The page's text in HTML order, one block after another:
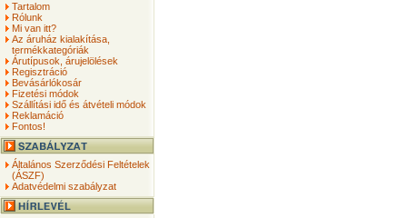
Tartalom
Rólunk
Mi van itt?
Az áruház kialakítása,
termékkategóriák
Árutípusok, árujelölések
Regisztráció
Bevásárlókosár
Fizetési módok
Szállítási idő és átvételi módok
Reklamáció
Fontos!
Általános Szerződési Feltételek
(ÁSZF)
Adatvédelmi szabályzat